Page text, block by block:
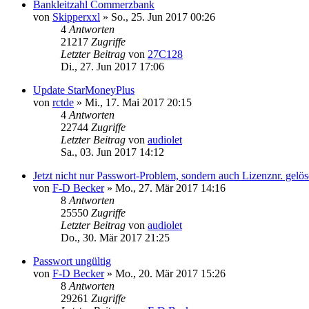
Bankleitzahl Commerzbank
von Skipperxxl » So., 25. Jun 2017 00:26
4 Antworten
21217 Zugriffe
Letzter Beitrag von 27C128
Di., 27. Jun 2017 17:06
Update StarMoneyPlus
von rctde » Mi., 17. Mai 2017 20:15
4 Antworten
22744 Zugriffe
Letzter Beitrag von audiolet
Sa., 03. Jun 2017 14:12
Jetzt nicht nur Passwort-Problem, sondern auch Lizenznr.
von F-D Becker» Mo., 27. Mär 2017 14:16
8 Antworten
25550 Zugriffe
Letzter Beitrag von audiolet
Do., 30. Mär 2017 21:25
Passwort ungültig
von F-D Becker» Mo., 20. Mär 2017 15:26
8 Antworten
29261 Zugriffe